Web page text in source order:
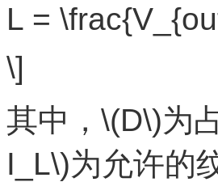
L =
\]
其中，\(D\)为
I_L\)为允许的